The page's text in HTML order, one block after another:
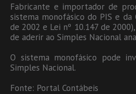
Fabricante e importador de
sistema monofásico do PIS e da
de 2002 e Lei nº 10.147 de
de aderir ao Simples Nacional
O sistema monofásico pode
Simples Nacional.
Fonte: Portal Contábeis